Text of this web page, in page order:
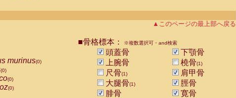
(0)
▲このページの最上部へ戻る
murinus(0)
(0)
(0)
(0)
■骨格標本： ※複数選択可・and検索
頭蓋骨
下顎骨
上腕骨
橈骨(1)
尺骨(1)
肩甲骨
大腿骨(1)
脛骨
腓骨
寛骨